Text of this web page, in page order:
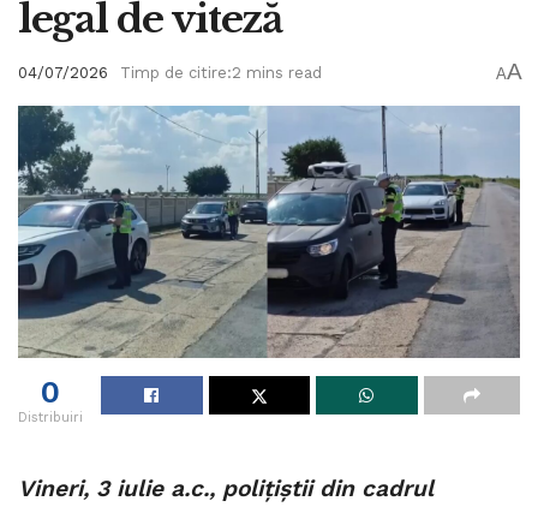
legal de viteză
04/07/2026 Timp de citire:2 mins read AA
0
Distribuiri
Vineri, 3 iulie a.c., polițiștii din cadrul